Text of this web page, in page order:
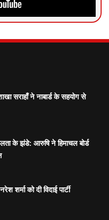
सराहाँ ने नाबार्ड के सहयोग से
के झंडे: आरुषि ने हिमाचल बोर्ड
को दी विदाई पार्टी